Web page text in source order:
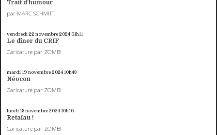
Trait d'humour
par MARC SCHMITT
vendredi 22 novembre 2024 01h11
Le dîner du CRIF
Caricature par ZOMBI
mardi 19 novembre 202410h43
Néocon
Caricature par ZOMBI
lundi 18novembre 202410h10
Retaïau !
Caricature par ZOMBI